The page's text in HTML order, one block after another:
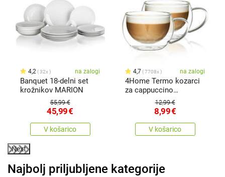
4,2 32x na zalogi
Banquet 18-delni set
krožnikov MARION
55,99 €
45,99€
V košarico
4,7 7708x na zalogi
4Home Termo kozarci
za cappuccino
Hot&Cool 280 ml, 2
12,99 €
8,99€
V košarico
Next
Najbolj priljubljene kategorije